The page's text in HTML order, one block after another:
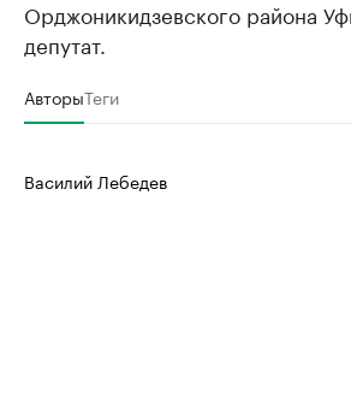
Орджоникидзевского района
депутат.
АвторыТеги
Василий Лебедев